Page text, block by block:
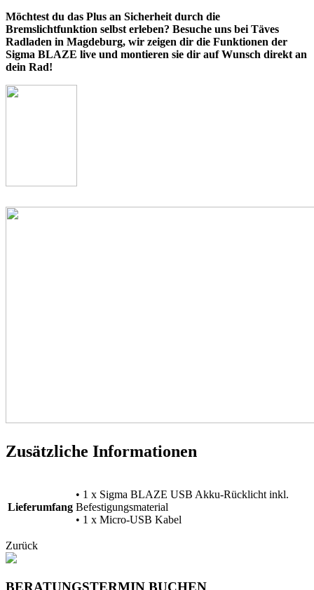
Möchtest du das Plus an Sicherheit durch die
Bremslichtfunktion selbst erleben? Besuche uns bei Täves
Radladen in Magdeburg, wir zeigen dir die Funktionen der
Sigma BLAZE live und montieren sie dir auf Wunsch direkt an
dein Rad!
Zusätzliche Informationen
Lieferumfang
• 1 x Sigma BLAZE USB Akku-Rücklicht inkl.
Befestigungsmaterial
• 1 x Micro-USB Kabel
Zurück
BERATUNGSTERMIN BUCHEN